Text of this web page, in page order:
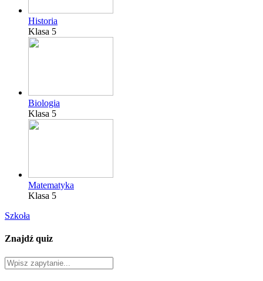
Historia
Klasa 5
Biologia
Klasa 5
Matematyka
Klasa 5
Szkoła
Znajdź quiz